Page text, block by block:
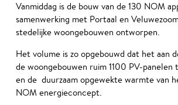
Vanmiddag is de bouw van de 130 NOM
samenwerking met Portaal en
stedelijke woongebouwen ontworpen.
Het volume is zo opgebouwd dat het aan
de woongebouwen ruim 1100 PV-
en de duurzaam opgewekte warmte van
NOM energieconcept.